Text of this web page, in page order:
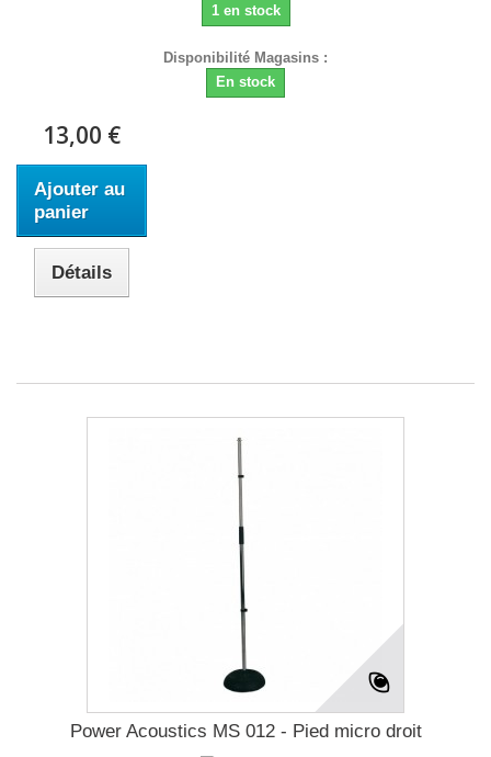
1 en stock
Disponibilité Magasins :
En stock
13,00 €
Ajouter au
panier
Détails
Power Acoustics MS 012 - Pied micro droit